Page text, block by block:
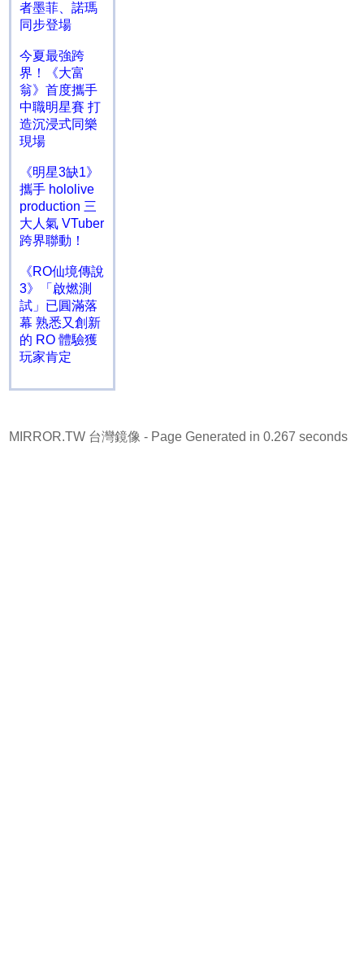
者墨菲、諾瑪
同步登場
今夏最強跨
界！《大富
翁》首度攜手
中職明星賽 打
造沉浸式同樂
現場
《明星3缺1》
攜手 hololive
production 三
大人氣 VTuber
跨界聯動！
《RO仙境傳說
3》「啟燃測
試」已圓滿落
幕 熟悉又創新
的 RO 體驗獲
玩家肯定
MIRROR.TW 台灣鏡像 - Page Generated in 0.267 seconds